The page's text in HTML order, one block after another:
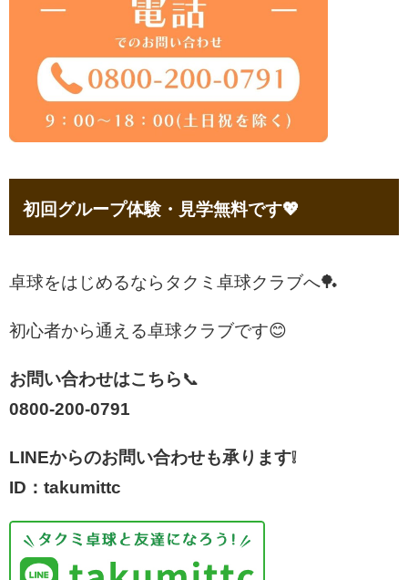
初回グループ体験・見学無料です💖
卓球をはじめるならタクミ卓球クラブへ🏓
初心者から通える卓球クラブです😊
お問い合わせはこちら📞
0800-200-0791
LINEからのお問い合わせも承ります❕
ID：takumittc